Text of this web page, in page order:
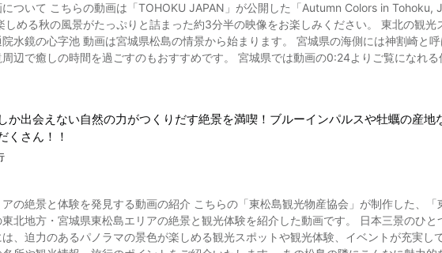
Tohoku, Japan 4K (Ultra HD) - 東北の秋」で
城県の海側には神割崎と呼ばれる穴場的名所もあります。 また、
すのもおすすめです。 宮城県では動画の0:24よりご覧になれる伝統工芸品の仙台こけしの製造が盛ん
トもあります。 東北の観光スポット「秋田県」の秋を紹介 写真：秋田県・八幡平アスピーテライン
になれる秋田県の八幡平アスピーテラインや蒸ノ湯温泉のある旅館大沼は絶好の観光
りご覧になれます。 秋田県の奥地にある抱返り渓谷の回顧の滝や、風情のある田沢湖へ
形県の風情ある名所、山寺に立ち寄れば、秋ならではの自然の絶景を満喫でき
もおすすめの紅葉名所です。 山形県には豊かな流れをたたえる最上川もあり、ゆったりとし
いに観光を楽しみ、浄土ヶ浜の絶景を見学しましょう。 動画の1:31
渓流の流れが爽やかな厳美渓の紅葉風景もおすすめです。 岩手県の伝統工芸品である
か出会えない自然の力がつくりだす絶景を満喫！ブルーインパルスや牡蠣の産地
くさん！！
の絶景と体験を発見する動画の紹介 こちらの「東松島観光物産協会」が制作した、
城県東松島エリアの絶景と観光体験を紹介した動画です。 日本三景のひとつとして知られる「松島」の東に位置す
力のあるパノラマの景色が楽しめる観光スポットや観光体験、イベントが充実しています。 この記事では、